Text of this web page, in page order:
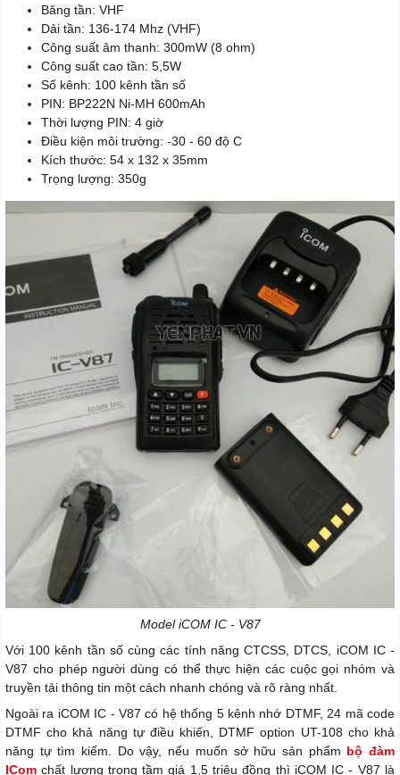
Băng tần: VHF
Dải tần: 136-174 Mhz (VHF)
Công suất âm thanh: 300mW (8 ohm)
Công suất cao tần: 5,5W
Số kênh: 100 kênh tần số
PIN: BP222N Ni-MH 600mAh
Thời lượng PIN: 4 giờ
Điều kiện môi trường: -30 - 60 độ C
Kích thước: 54 x 132 x 35mm
Trọng lượng: 350g
ModeliCOM IC - V87
Với 100 kênh tần số cùng các tính năng CTCSS, DTCS, iCOM IC -
V87 cho phép người dùng có thể thực hiện các cuộc gọi nhóm và
truyền tải thông tin một cách nhanh chóng và rõ ràng nhất.
Ngoài ra iCOM IC - V87 có hệ thống 5 kênh nhớ DTMF, 24 mã code
DTMF cho khả năng tự điều khiến, DTMF option UT-108 cho khả
năng tự tìm kiếm. Do vậy, nếu muốn sở hữu sản phẩm bộ đàm
ICom chất lượng trong tầm giá 1,5 triệu đồng thì iCOM IC - V87 là